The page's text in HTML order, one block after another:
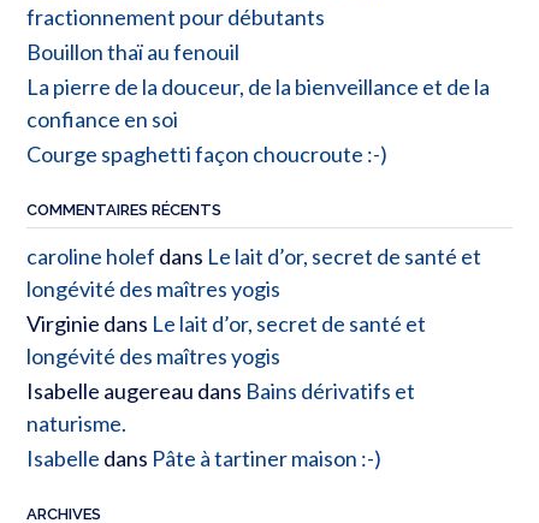
fractionnement pour débutants
Bouillon thaï au fenouil
La pierre de la douceur, de la bienveillance et de la
confiance en soi
Courge spaghetti façon choucroute :-)
COMMENTAIRES RÉCENTS
caroline holef dans Le lait d’or, secret de santé et
longévité des maîtres yogis
Virginie dans Le lait d’or, secret de santé et
longévité des maîtres yogis
Isabelle augereau dans Bains dérivatifs et
naturisme.
Isabelle dans Pâte à tartiner maison :-)
ARCHIVES